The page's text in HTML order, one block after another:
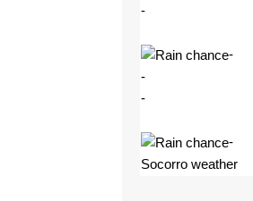
-
-
-
-
-
Socorro weather